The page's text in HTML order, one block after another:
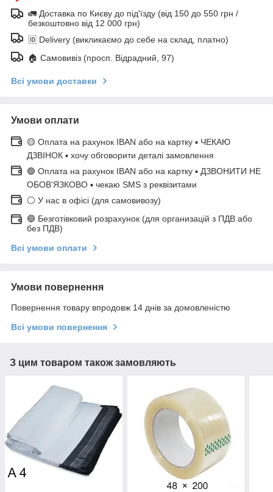
🚛 Доставка по Києву до під'їзду (від 150 до 550 грн /
безкоштовно від 12 000 грн)
🆔 Delivery (викликаємо до себе на склад, платно)
🏠 Самовивіз (просп. Відрадний, 97)
Всі умови доставки
Умови оплати
🟡 Оплата на рахунок IBAN або на картку ▪ ЧЕКАЮ
ДЗВІНОК ▪ хочу обговорити деталі замовлення
🟢 Оплата на рахунок IBAN або на картку ▪ ДЗВОНИТИ НЕ
ОБОВ'ЯЗКОВО ▪ чекаю SMS з реквізитами
⚪ У нас в офісі (для самовивозу)
🔵 Безготівковий розрахунок (для организацій з ПДВ або
без ПДВ)
Всі умови оплати
Умови повернення
Повернення товару впродовж 14 днів за домовленістю
Всі умови повернення
З цим товаром також замовляють